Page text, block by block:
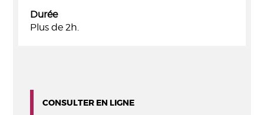
Durée
Plus de 2h.
CONSULTER EN LIGNE